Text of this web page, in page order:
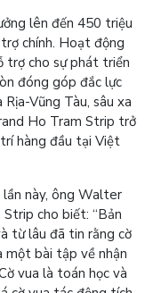
lên đến 450 triệu
chính. Hoạt động
trợ cho sự phát triển
đóng góp đắc lực
Vũng Tàu, sâu xa
Ho Tram Strip trở
hàng đầu tại Việt
này, ông Walter
cho biết: “Bản
từ lâu đã tin rằng cờ
một bài tập về nhận
vua là toán học và